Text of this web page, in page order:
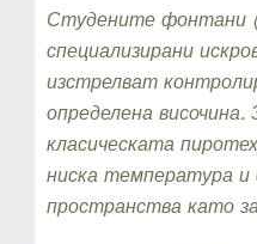
Студените фонтани
специализирани
изстрелват
определена височина.
класическата
ниска температура и
пространства като